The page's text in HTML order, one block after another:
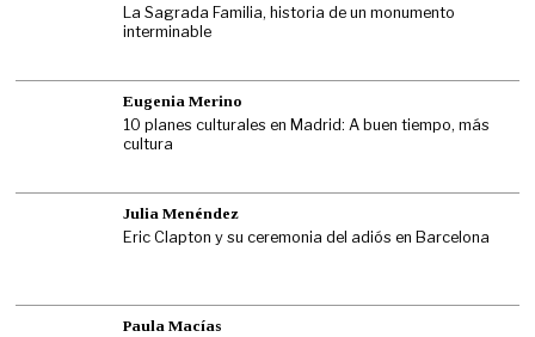
La Sagrada Familia, historia de un monumento
interminable
Eugenia Merino
10 planes culturales en Madrid: A buen tiempo, más
cultura
Julia Menéndez
Eric Clapton y su ceremonia del adiós en Barcelona
Paula Macías